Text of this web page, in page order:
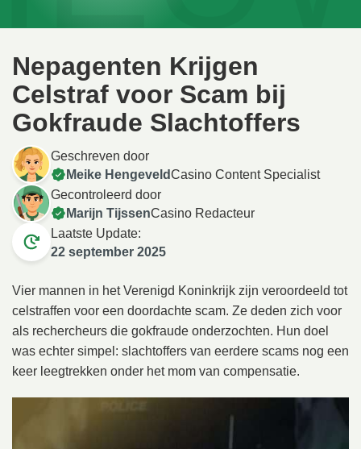
Nepagenten Krijgen
Celstraf voor Scam bij
Gokfraude Slachtoffers
Geschreven door
Meike HengeveldCasino Content Specialist
Gecontroleerd door
Marijn TijssenCasino Redacteur
Laatste Update:
22 september 2025
Vier mannen in het Verenigd Koninkrijk zijn veroordeeld tot
celstraffen voor een doordachte scam. Ze deden zich voor
als rechercheurs die gokfraude onderzochten. Hun doel
was echter simpel: slachtoffers van eerdere scams nog een
keer leegtrekken onder het mom van compensatie.